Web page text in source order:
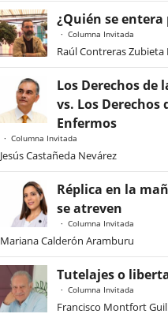
¿Quién se
Columna Invitada
Raúl Contreras Zubieta
Los Derechos de
vs. Los Derechos
Enfermos
Columna Invitada
Jesús Castañeda Nevárez
Réplica en la
se atreven
Columna Invitada
Mariana Calderón Aramburu
Tutelajes o
Columna Invitada
Francisco Montfort